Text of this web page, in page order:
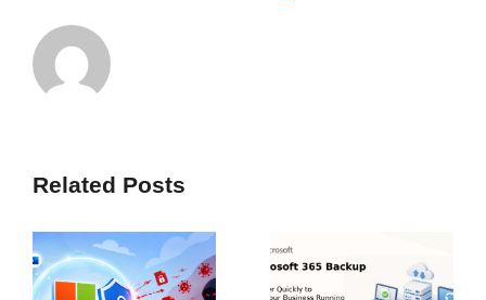
Related Posts